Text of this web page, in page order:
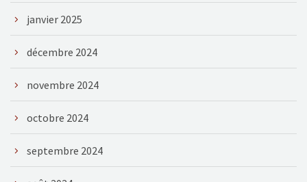
janvier 2025
décembre 2024
novembre 2024
octobre 2024
septembre 2024